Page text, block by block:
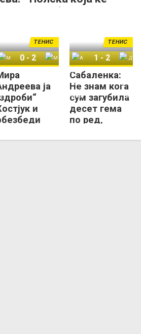
игра финале на РГ
ја
и
ТЕНИС
Марта Костјук
0- 2
Сабаленка:
Не знам кога
сум загубила
десет гема
по ред,
повлечам од
ТЕНИС
Арина Сабаленка
1 - 2